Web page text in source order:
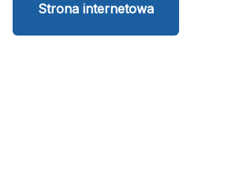
Strona internetowa